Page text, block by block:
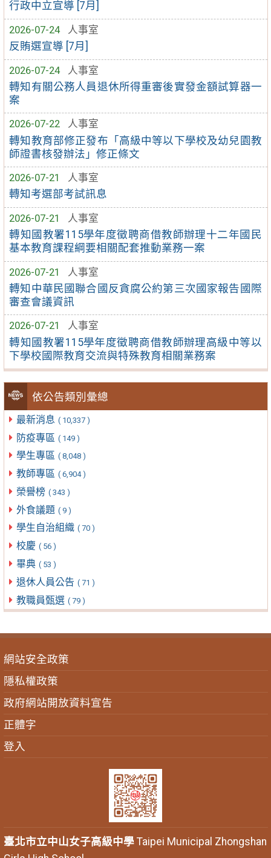
行政中立宣導 [7月]
2026-07-24
人事室
反賄選宣導 [7月]
2026-07-24
人事室
轉知有關公務人員退休所得重審後實發金額試算器一
案
2026-07-22
人事室
轉知教育部修正發布「高級中等以下學校及幼兒園教
師證書核發辦法」修正條文
2026-07-21
人事室
轉知考選部考試訊息
2026-07-21
人事室
轉知國教署115學年度徵聘商借教師辦理十二年國民
基本教育課程綱要相關配套推動業務一案
2026-07-21
人事室
轉知中華民國聯合國反貪腐公約第三次國家報告國際
審查會議資訊
2026-07-21
人事室
轉知國教署115學年度徵聘商借教師辦理高級中等以
下學校國際教育交流與特殊教育相關業務案
依公告類別彙總
最新消息 ( 10,337 )
防疫專區 ( 149 )
學生專區 ( 8,048 )
教師專區 ( 6,904 )
榮譽榜 ( 343 )
外食議題 ( 9 )
學生自治組織 ( 70 )
校慶 ( 56 )
畢典 ( 53 )
退休人員公告 ( 71 )
教職員甄選 ( 79 )
網站安全政策
隱私權政策
政府網站開放資料宣告
正體字
登入
臺北市立中山女子高級中學Taipei Municipal Zhongshan